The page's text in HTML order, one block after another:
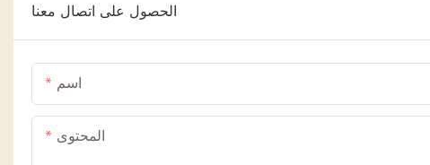
الحصول على اتصال معنا
اسم
المحتوى